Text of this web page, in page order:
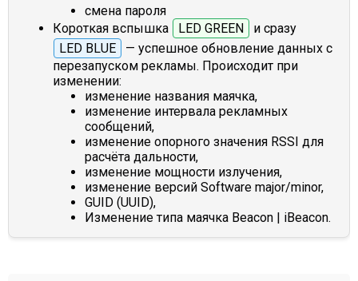
смена пароля
Короткая вспышка
LED GREEN
и сразу
LED BLUE
— успешное обновление данных с
перезапуском рекламы. Происходит при
изменении:
изменение названия маячка,
изменение интервала рекламных
сообщений,
изменение опорного значения RSSI для
расчёта дальности,
изменение мощности излучения,
изменение версий Software major/minor,
GUID (UUID),
Изменение типа маячка Beacon | iBeacon.